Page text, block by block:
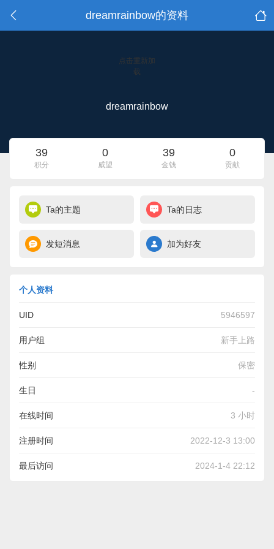
dreamrainbow的资料
点击重新加
载
dreamrainbow
39
积分
0
威望
39
金钱
0
贡献
Ta的主题 Ta的日志
发短消息 加为好友
个人资料
UID 5946597
用户组 新手上路
性别 保密
生日 -
在线时间 3 小时
注册时间 2022-12-3 13:00
最后访问 2024-1-4 22:12